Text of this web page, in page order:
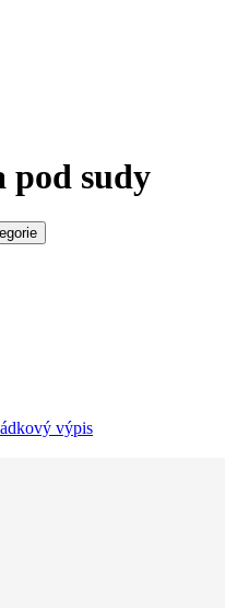
pod sudy
výpis